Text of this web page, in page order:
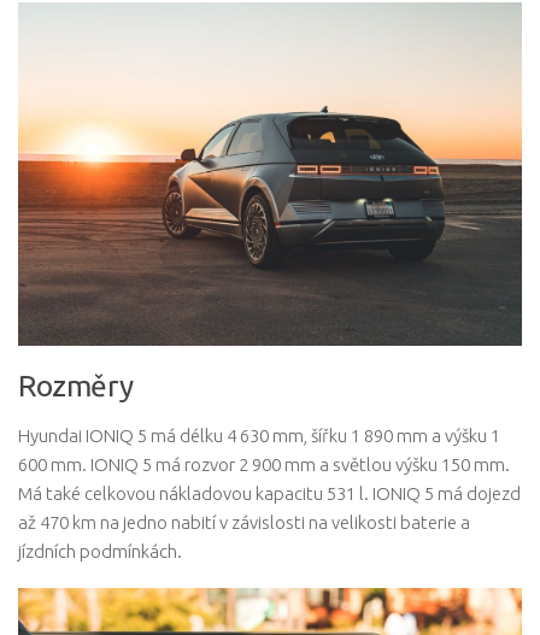
Rozměry
Hyundai IONIQ 5 má délku 4 630 mm, šířku 1 890 mm a výšku 1
600 mm. IONIQ 5 má rozvor 2 900 mm a světlou výšku 150 mm.
Má také celkovou nákladovou kapacitu 531 l. IONIQ 5 má dojezd
až 470 km na jedno nabití v závislosti na velikosti baterie a
jízdních podmínkách.